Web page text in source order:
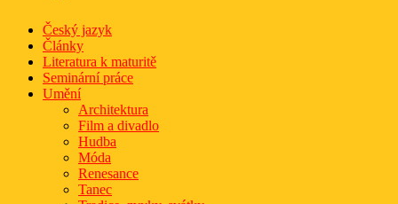
Český jazyk
Články
Literatura k maturitě
Seminární práce
Umění
Architektura
Film a divadlo
Hudba
Móda
Renesance
Tanec